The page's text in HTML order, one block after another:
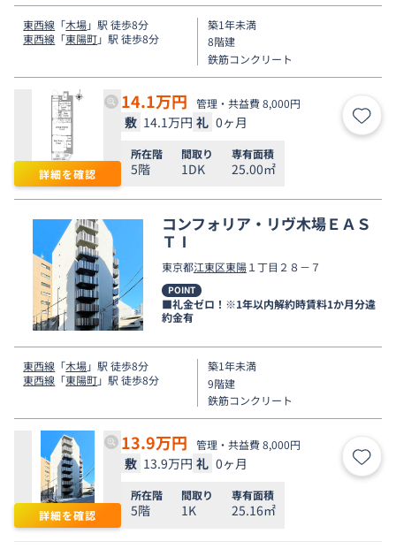
東西線 「木場」駅 徒歩8分
東西線 「東陽町」駅 徒歩8分
築1年未満
8階建
鉄筋コンクリート
詳細を確認
14.1万円 管理・共益費 8,000円
敷 14.1万円 礼 0ヶ月 お気
所在階
5階
間取り
1DK
専有面積
25.00㎡
コンフォリア・リヴ木場ＥＡＳ
ＴⅠ
東京都江東区東陽１丁目２８－７
POINT
■礼金ゼロ！※1年以内解約時賃料1か月分違
約金有
東西線 「木場」駅 徒歩8分
東西線 「東陽町」駅 徒歩8分
築1年未満
9階建
鉄筋コンクリート
詳細を確認
13.9万円 管理・共益費 8,000円
敷 13.9万円 礼 0ヶ月 お気
所在階
5階
間取り
1K
専有面積
25.16㎡